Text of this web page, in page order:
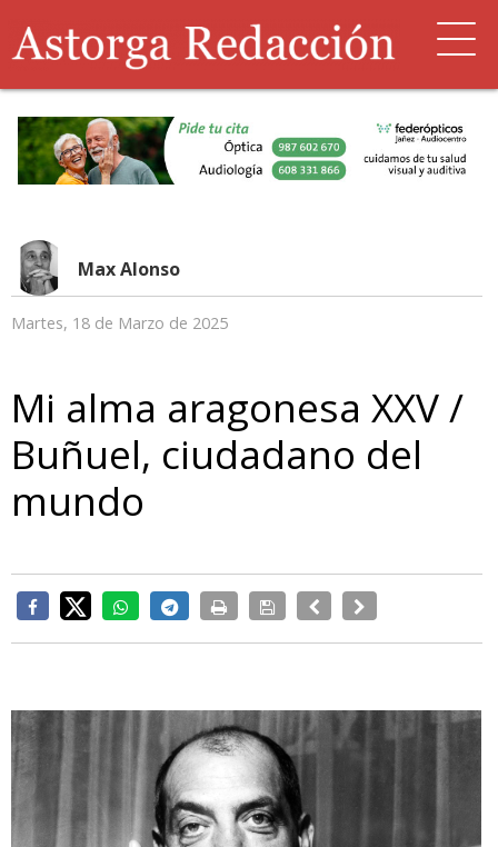
Max Alonso
Martes, 18 de Marzo de 2025
Mi alma aragonesa XXV /
Buñuel, ciudadano del
mundo